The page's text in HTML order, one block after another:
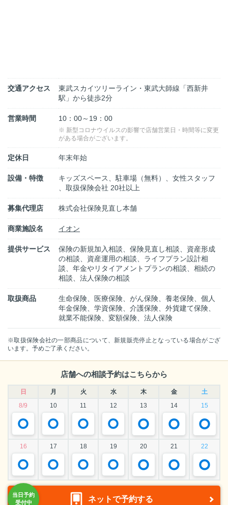
交通アクセス
東武スカイツリーライン・東武大師線「西新井
駅」から徒歩2分
営業時間 10：00～19：00
※ 新型コロナウイルスの影響で店舗営業日・時間等に変更
がある場合がございます。
定休日 年末年始
設備・特徴
キッズスペース、駐車場（無料）、女性スタッフ
、取扱保険会社 20社以上
募集代理店 株式会社保険見直し本舗
商業施設名 イオン
提供サービス
保険の新規加入相談、保険見直し相談、資産形成
の相談、資産運用の相談、ライフプラン設計相
談、年金やリタイアメントプランの相談、相続の
相談、法人保険の相談
取扱商品
生命保険、医療保険、がん保険、養老保険、個人
年金保険、学資保険、介護保険、外貨建て保険、
就業不能保険、変額保険、法人保険
※取扱保険会社の一部商品について、新規販売停止となっている場合がござ
います。予めご了承ください。
店舗への相談予約はこちらから
日 月 火 水 木 金
土
8/9
10 11 12 13 14 15
16 17 18 19 20 21 22
ネットで予約する